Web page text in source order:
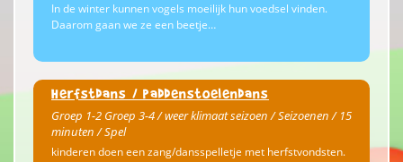
In de winter kunnen vogels moeilijk hun voedsel vinden.
Daarom gaan we ze een beetje…
Herfstdans / paddenstoelendans
Groep 1-2 Groep 3-4 / weer klimaat seizoen / Seizoenen / 15
minuten / Spel
kinderen doen een zang/dansspelletje met herfstvondsten.